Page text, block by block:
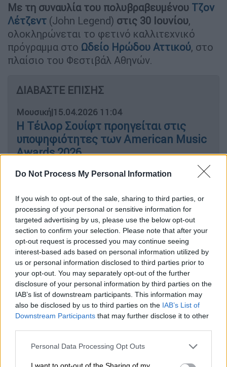
Do Not Process My Personal Information
If you wish to opt-out of the sale, sharing to third parties, or
processing of your personal or sensitive information for
targeted advertising by us, please use the below opt-out
section to confirm your selection. Please note that after your
opt-out request is processed you may continue seeing
interest-based ads based on personal information utilized by
us or personal information disclosed to third parties prior to
your opt-out. You may separately opt-out of the further
disclosure of your personal information by third parties on the
IAB’s list of downstream participants. This information may
also be disclosed by us to third parties on the IAB’s List of
Downstream Participants that may further disclose it to other
Please note that this website/app uses one or more Google
not limited to your visit or usage behaviour. You may click to
Personal Data Processing Opt Outs
I want to opt-out of the Sharing of my
Με τη συναυλία του πολυβραβευμένου Τζον
Λέτζεντ (John Legend) στις 30 Ιουνίου,
ολοκληρώνεται το φετινό καλλιτεχνικό
πρόγραμμα στο Ωδείο Ηρώδου Αττικού, στο
πλαίσιο του Φεστιβάλ Αθηνών.
ΔΙΑΒΑΣΤΕ ΕΠΙΣΗΣ
Μουσική|15.04.2026 11:04
Η Τέιλορ Σουίφτ προηγείται στις
υποψηφιότητες των American Music
Awards 2026
Μια συναυλία με ιστορικό αποτύπωμα
Ο διεθνής σταρ της soul και του R&B έρχεται
για πρώτη φορά στην Ελλάδα, σε μια
ξεχωριστή εμφάνιση που αποκτά ιστορική
σημασία, καθώςθα αποτελέσει την
τελευταία πολιτιστική εκδήλωση στο
Ηρώδειο πριν από το κλείσιμό του για
εκτεταμένες εργασίες αναστήλωσης .
θα φιλοξενήσει για τελευταία φορά - πριν
την αποκατάστασή του - έναν από τους